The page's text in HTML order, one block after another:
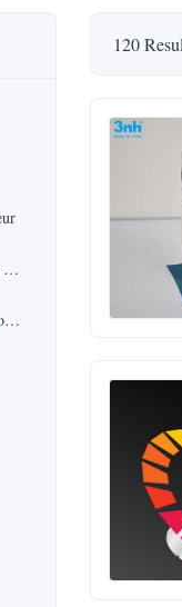
Spectrophotomètre tenu dans la main de couleur
Cabinet d'évaluation de couleur de caisson lumineux
120